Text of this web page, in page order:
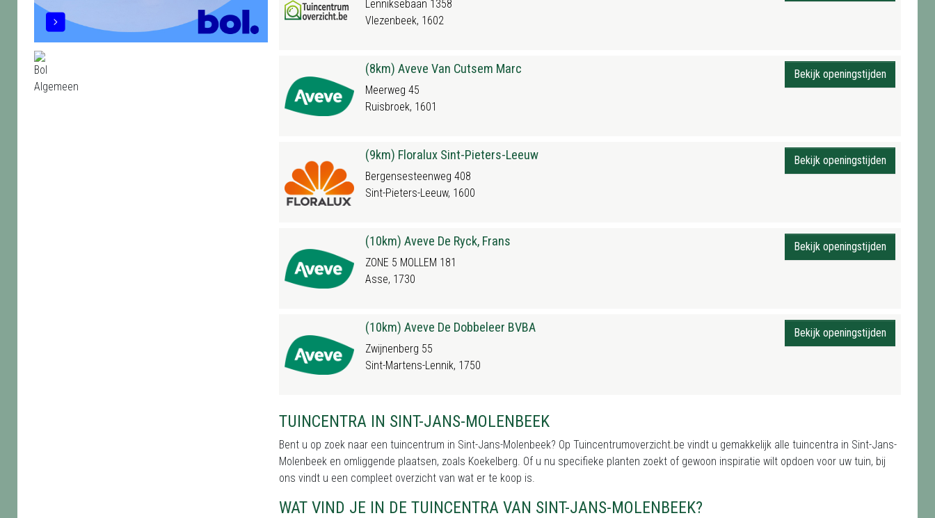
Lenniksebaan 1358
Vlezenbeek, 1602
(8km) Aveve Van Cutsem Marc
Meerweg 45
Ruisbroek, 1601
Bekijk openingstijden
(9km) Floralux Sint-Pieters-Leeuw
Bergensesteenweg 408
Sint-Pieters-Leeuw, 1600
Bekijk openingstijden
(10km) Aveve De Ryck, Frans
ZONE 5 MOLLEM 181
Asse, 1730
Bekijk openingstijden
(10km) Aveve De Dobbeleer BVBA
Zwijnenberg 55
Sint-Martens-Lennik, 1750
Bekijk openingstijden
TUINCENTRA IN SINT-JANS-MOLENBEEK
Bent u op zoek naar een tuincentrum in Sint-Jans-Molenbeek? Op Tuincentrumoverzicht.be vindt u gemakkelijk alle tuincentra in Sint-Jans-
Molenbeek en omliggende plaatsen, zoals Koekelberg. Of u nu specifieke planten zoekt of gewoon inspiratie wilt opdoen voor uw tuin, bij
ons vindt u een compleet overzicht van wat er te koop is.
WAT VIND JE IN DE TUINCENTRA VAN SINT-JANS-MOLENBEEK?